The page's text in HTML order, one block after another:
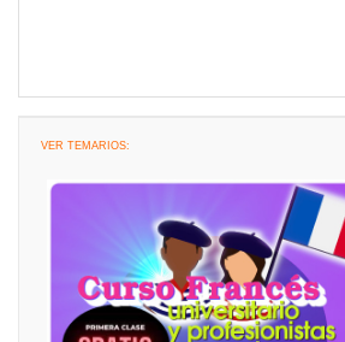
VER TEMARIOS: